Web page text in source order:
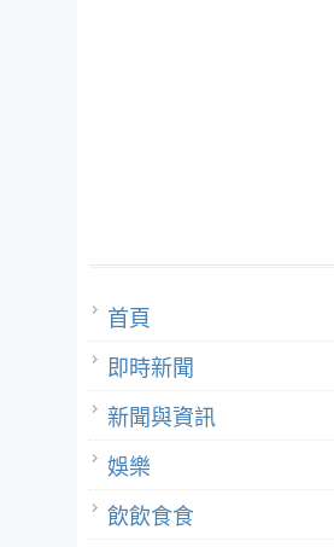
首頁
即時新聞
新聞與資訊
娛樂
飲飲食食